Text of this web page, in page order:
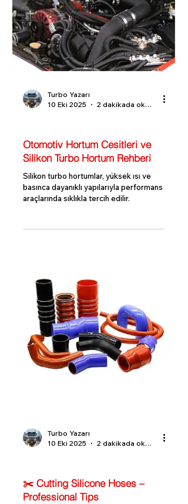
Turbo Yazarı
10 Eki 2025
2 dakikada okunur
Otomotiv Hortum Cesitleri ve
Silikon Turbo Hortum Rehberi
Silikon turbo hortumlar, yüksek ısı ve
basınca dayanıklı yapılarıyla performans
araçlarında sıklıkla tercih edilir.
Turbo Yazarı
10 Eki 2025
2 dakikada okunur
✂️ Cutting Silicone Hoses –
Professional Tips